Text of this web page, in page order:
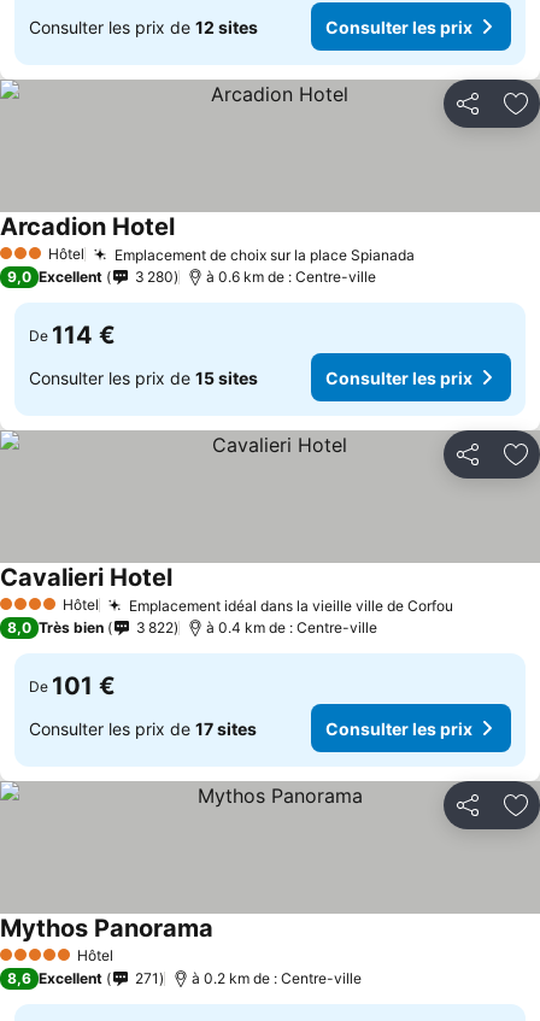
Consulter les prix de 12 sites Consulter les prix
Partager
3 ÉtoilesHôtel Emplacement de choix sur la place Spianada
Arcadion HotelConsulter les prix
9,0 Excellent 3 280 à 0.6 km de : Centre-ville
De 114 €
Consulter les prix de 15 sites Consulter les prix
Partager
4 Étoiles Hôtel Emplacement idéal dans la vieille ville de Corfou
Cavalieri HotelConsulter les prix
8,0 Très bien 3 822 à 0.4 km de : Centre-ville
De 101 €
Consulter les prix de 17 sites Consulter les prix
Partager
5 Étoiles Hôtel
Mythos Panorama
8,6 Excellent 271 à 0.2 km de : Centre-ville